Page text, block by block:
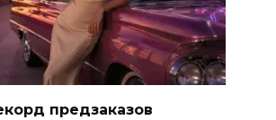
предзаказов